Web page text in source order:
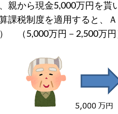
親から現金5,000万円を貰
課税制度を適用すると、
） （5,000万円－2,500万